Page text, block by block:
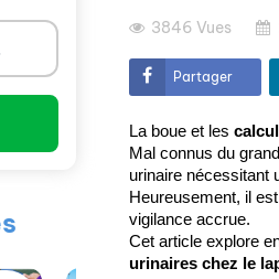
3846 Vues
Partager
​La boue et les
Mal connus du
urinaire nécessitant
Heureusement, il
vigilance accrue.
Cet article explore
urinaires chez le